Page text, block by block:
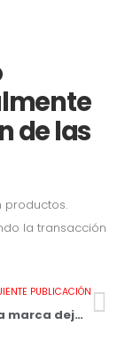
de las
productos.
la transacción
PUBLICACIÓN
Cuando una marca deja de vender productos y empieza a construir cultura: Red Bull, Patagonia y la lección para el marketing B2B